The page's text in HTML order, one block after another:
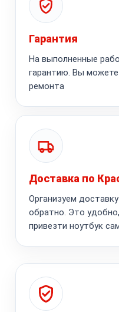
Гарантия
На выполненные
гарантию. Вы
ремонта
Доставка по
Организуем
обратно. Это
привезти ноутбук